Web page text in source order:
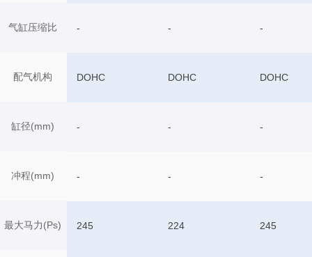
气缸压缩比
配气机构
缸径(mm)
冲程(mm)
最大马力(Ps)
- - -
DOHC DOHC DOHC
- - -
- - -
245 224 245